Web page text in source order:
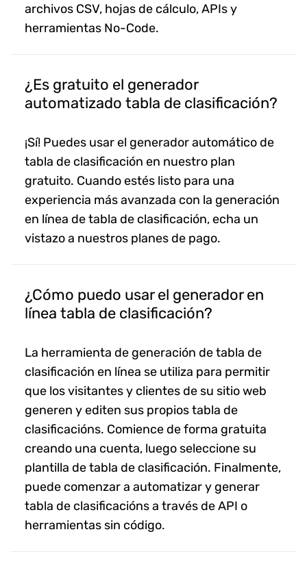
archivos CSV, hojas de cálculo, APIs y
herramientas No-Code.
¿Es gratuito el generador
automatizado tabla de clasificación?
¡Sí! Puedes usar el generador automático de
tabla de clasificación en nuestro plan
gratuito. Cuando estés listo para una
experiencia más avanzada con la generación
en línea de tabla de clasificación, echa un
vistazo a nuestros planes de pago.
¿Cómo puedo usar el generador en
línea tabla de clasificación?
La herramienta de generación de tabla de
clasificación en línea se utiliza para permitir
que los visitantes y clientes de su sitio web
generen y editen sus propios tabla de
clasificacións. Comience de forma gratuita
creando una cuenta, luego seleccione su
plantilla de tabla de clasificación. Finalmente,
puede comenzar a automatizar y generar
tabla de clasificacións a través de API o
herramientas sin código.